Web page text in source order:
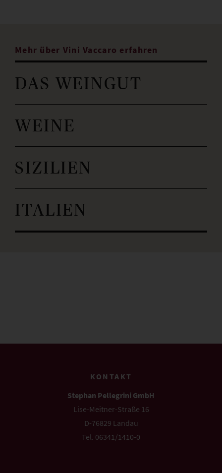
Mehr über Vini Vaccaro erfahren
DAS WEINGUT
WEINE
SIZILIEN
ITALIEN
KONTAKT
Stephan Pellegrini GmbH
Lise-Meitner-Straße 16
D-76829 Landau
Tel. 06341/1410-0